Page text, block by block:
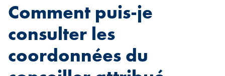
Comment puis-je
consulter les
coordonnées du